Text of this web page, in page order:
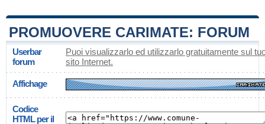
PROMUOVERE CARIMATE: FORUM
Userbar
forum
Puoi visualizzarlo ed utilizzarlo gratuitamente sul
sito Internet.
Affichage
Codice
HTML per il